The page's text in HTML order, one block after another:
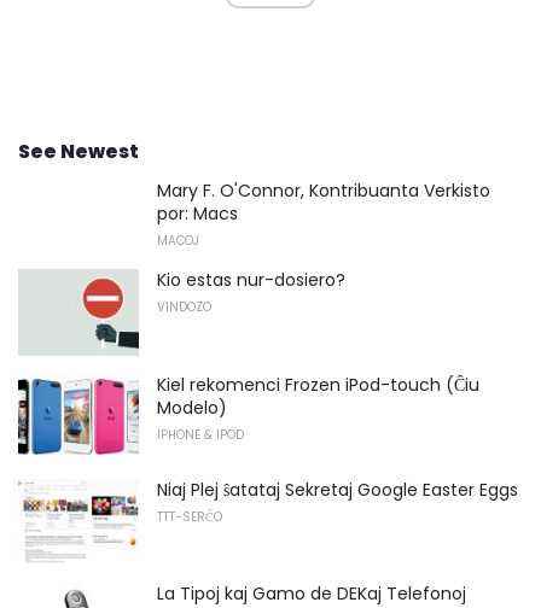
See Newest
Mary F. O'Connor, Kontribuanta Verkisto
por: Macs
MACOJ
Kio estas nur-dosiero?
VINDOZO
Kiel rekomenci Frozen iPod-touch (Ĉiu
Modelo)
IPHONE & IPOD
Niaj Plej ŝatataj Sekretaj Google Easter Eggs
TTT-SERĈO
La Tipoj kaj Gamo de DEKaj Telefonoj